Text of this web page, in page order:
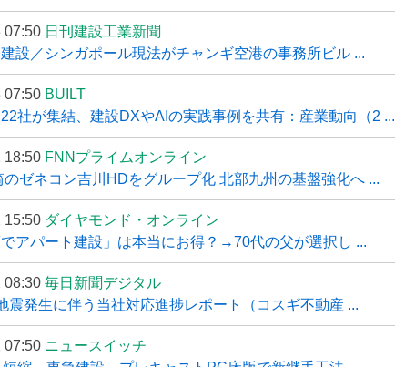
07:50 日刊建設工業新聞
設／シンガポール現法がチャンギ空港の事務所ビル ...
07:50 BUILT
社が集結、建設DXやAIの実践事例を共有：産業動向（2 ...
18:50 FNNプライムオンライン
のゼネコン吉川HDをグループ化 北部九州の基盤強化へ ...
15:50 ダイヤモンド・オンライン
でアパート建設」は本当にお得？→70代の父が選択し ...
08:30 毎日新聞デジタル
震発生に伴う当社対応進捗レポート（コスギ不動産 ...
07:50 ニュースイッチ